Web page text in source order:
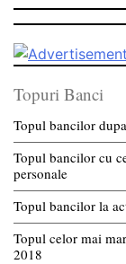
Topuri Banci
Topul bancilor
Topul bancilor cu
personale
Topul bancilor la
Topul celor mai
2018